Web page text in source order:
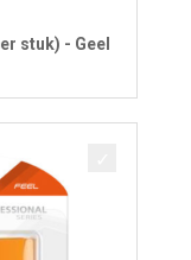
stuk) - Geel